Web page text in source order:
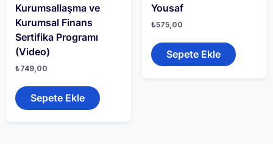
Kurumsallaşma ve
Kurumsal Finans
Sertifika Programı
(Video)
₺749,00
Sepete Ekle
Yousaf
₺575,00
Sepete Ekle